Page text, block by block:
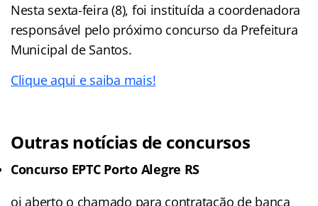
Nesta sexta-feira (8), foi instituída a coordenadora
responsável pelo próximo concurso da Prefeitura
Municipal de Santos.
Clique aqui e saiba mais!
Outras notícias de concursos
Concurso EPTC Porto Alegre RS
oi aberto o chamado para contratação de banca